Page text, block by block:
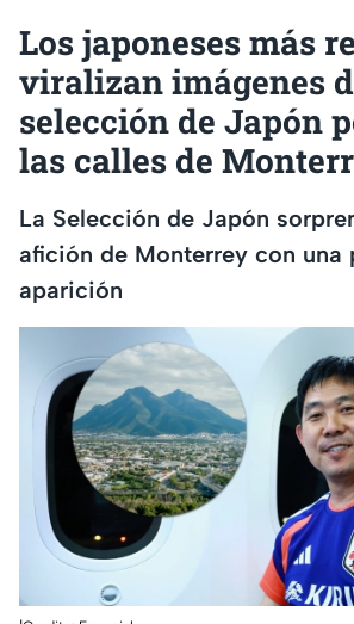
Los japoneses más
viralizan imágenes
selección de Japón
las calles de
La Selección de Japón
afición de Monterrey con una
aparición